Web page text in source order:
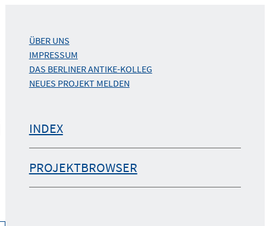
ÜBER UNS
IMPRESSUM
DAS BERLINER ANTIKE-KOLLEG
NEUES PROJEKT MELDEN
INDEX
PROJEKTBROWSER